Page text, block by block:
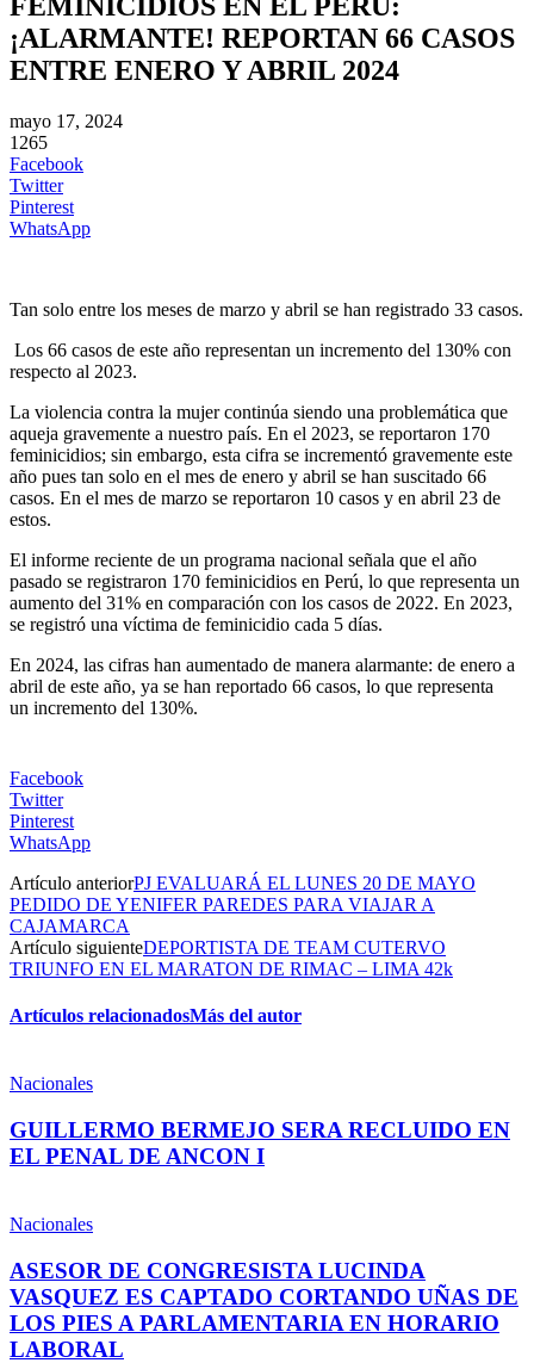
¡ALARMANTE! REPORTAN 66 CASOS
ENTRE ENERO Y ABRIL 2024
mayo 17, 2024
1265
Facebook
Twitter
Pinterest
WhatsApp
Tan solo entre los meses de marzo y abril se han registrado 33 casos.
Los 66 casos de este año representan un incremento del 130% con
respecto al 2023.
La violencia contra la mujer continúa siendo una problemática que
aqueja gravemente a nuestro país. En el 2023, se reportaron 170
feminicidios; sin embargo, esta cifra se incrementó gravemente este
año pues tan solo en el mes de enero y abril se han suscitado 66
casos. En el mes de marzo se reportaron 10 casos y en abril 23 de
estos.
El informe reciente de un programa nacional señala que el año
pasado se registraron 170 feminicidios en Perú, lo que representa un
aumento del 31% en comparación con los casos de 2022. En 2023,
se registró una víctima de feminicidio cada 5 días.
En 2024, las cifras han aumentado de manera alarmante: de enero a
abril de este año, ya se han reportado 66 casos, lo que representa
un incremento del 130%.
Facebook
Twitter
Pinterest
WhatsApp
Artículo anteriorPJ EVALUARÁ EL LUNES 20 DE MAYO
PEDIDO DE YENIFER PAREDES PARA VIAJAR A
CAJAMARCA
Artículo siguienteDEPORTISTA DE TEAM CUTERVO
TRIUNFO EN EL MARATON DE RIMAC – LIMA 42k
Artículos relacionadosMás del autor
Nacionales
GUILLERMO BERMEJO SERA RECLUIDO EN
EL PENAL DE ANCON I
Nacionales
ASESOR DE CONGRESISTA LUCINDA
VASQUEZ ES CAPTADO CORTANDO UÑAS DE
LOS PIES A PARLAMENTARIA EN HORARIO
LABORAL